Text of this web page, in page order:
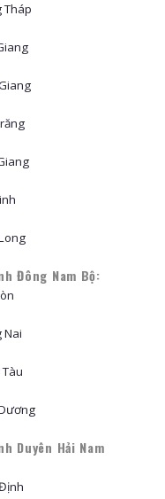
Tháp
Đông Nam Bộ:
Nai
Duyên Hải Nam